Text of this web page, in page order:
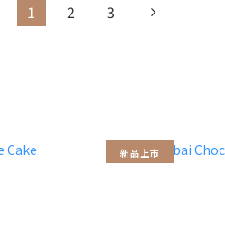
1 2 3
新品上市